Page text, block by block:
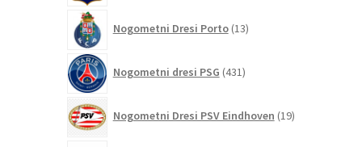
Nogometni Dresi Porto 13izdelkov
Nogometni dresi PSG 431izdelkov
Nogometni Dresi PSV Eindhoven 19izdelkov